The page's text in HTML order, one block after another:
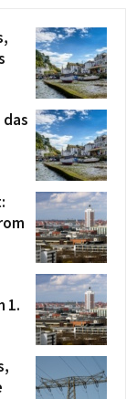
1.